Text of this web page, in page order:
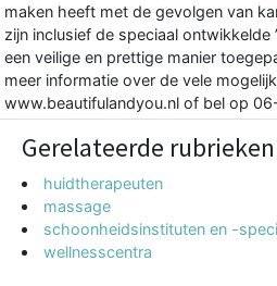
maken heeft met de gevolgen van
zijn inclusief de speciaal ontwikkelde
een veilige en prettige manier
meer informatie over de vele
www.beautifulandyou.nl of bel op
Gerelateerde rubrieken
huidtherapeuten
massage
schoonheidsinstituten en -
wellnesscentra